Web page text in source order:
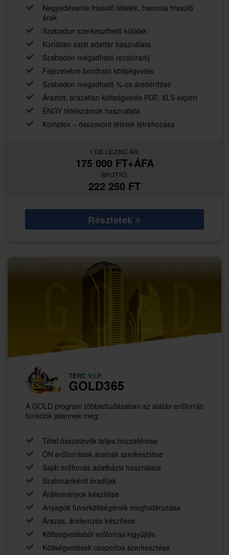
Negyedévente frissülő tételek, havonta frissülő
árak
Szabadon szerkeszthető külalak
Korlátlan saját adattár használata
Szabadon megadható rezsióradíj
Fejezetekre bontható költségvetés
Szabadon megadható %-os áreltérítése
Árazott, árazatlan költségvetés PDF, XLS export
ÉNGY tételszámok használata
Komplex – összevont tételek létrehozása
1 DB LICENC ÁR:
175 000 FT+ÁFA
BRUTTÓ:
222 250 FT
Részletek
A GOLD program többlettudásában az alábbi erőforrás
funkciók jelennek meg:
Tétel összetevők teljes hozzáférése
ÖN erőforrások árainak szerkesztése
Saját erőforrás adatbázis használata
Szakmánkénti óradíjak
Árállományok készítése
Anyagok fuvarköltségének meghatározása
Árazás, árelemzés készítése
Költségvetésből erőforrás kigyűjtés
Költségvetések csoportos szerkesztése